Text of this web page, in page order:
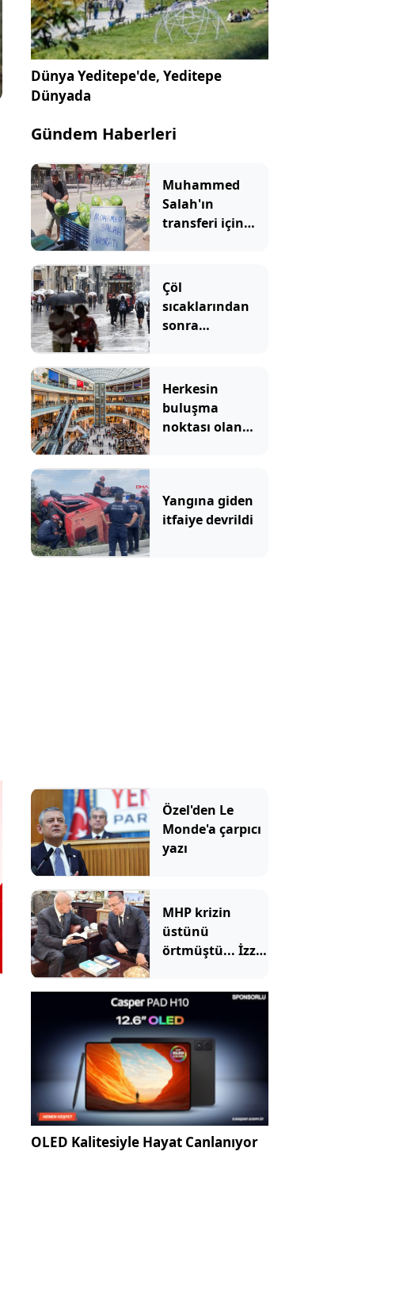
Dünya Yeditepe'de, Yeditepe
Dünyada
Gündem Haberleri
Muhammed
Salah'ın
transferi için
Çöl
sıcaklarından
sonra
Herkesin
buluşma
noktası olan
Yangına giden
itfaiye devrildi
Özel'den Le
Monde'a çarpıcı
yazı
MHP krizin
üstünü
örtmüştü... İzzet
'imza' yerine
'mesaj' geldi
OLED Kalitesiyle Hayat Canlanıyor